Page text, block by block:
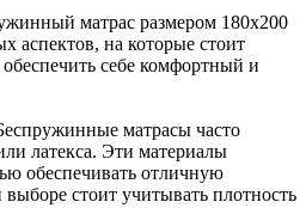
матрас размером 180x200
аспектов, на которые стоит
себе комфортный и
матрасы часто
латекса. Эти материалы
обеспечивать отличную
стоит учитывать плотность